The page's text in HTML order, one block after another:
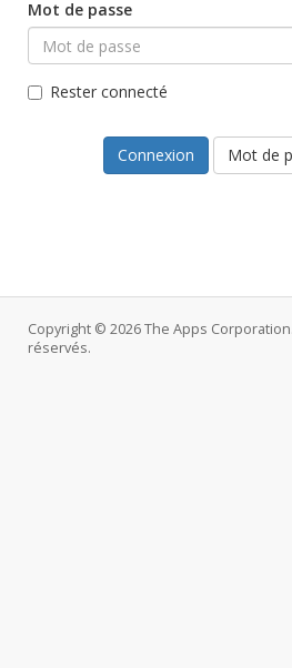
Mot de passe
Rester connecté
Mot de
Copyright © 2026 The Apps
réservés.